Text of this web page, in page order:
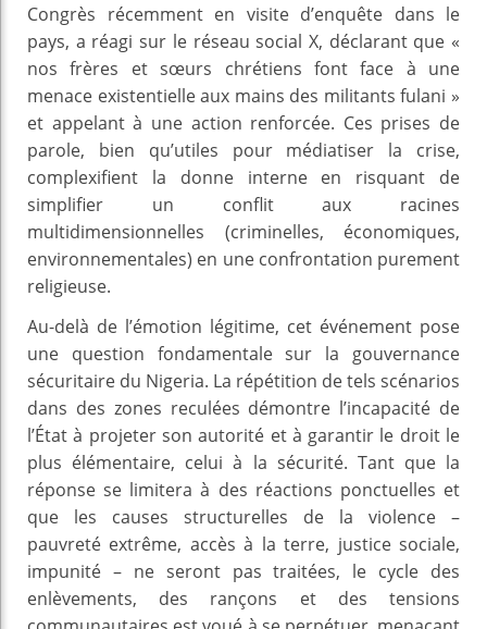
Congrès récemment en visite d’enquête dans le
pays, a réagi sur le réseau social X, déclarant que «
nos frères et sœurs chrétiens font face à une
menace existentielle aux mains des militants fulani »
et appelant à une action renforcée. Ces prises de
parole, bien qu’utiles pour médiatiser la crise,
complexifient la donne interne en risquant de
simplifier un conflit aux racines
multidimensionnelles (criminelles, économiques,
environnementales) en une confrontation purement
religieuse.
Au-delà de l’émotion légitime, cet événement pose
une question fondamentale sur la gouvernance
sécuritaire du Nigeria. La répétition de tels scénarios
dans des zones reculées démontre l’incapacité de
l’État à projeter son autorité et à garantir le droit le
plus élémentaire, celui à la sécurité. Tant que la
réponse se limitera à des réactions ponctuelles et
que les causes structurelles de la violence –
pauvreté extrême, accès à la terre, justice sociale,
impunité – ne seront pas traitées, le cycle des
enlèvements, des rançons et des tensions